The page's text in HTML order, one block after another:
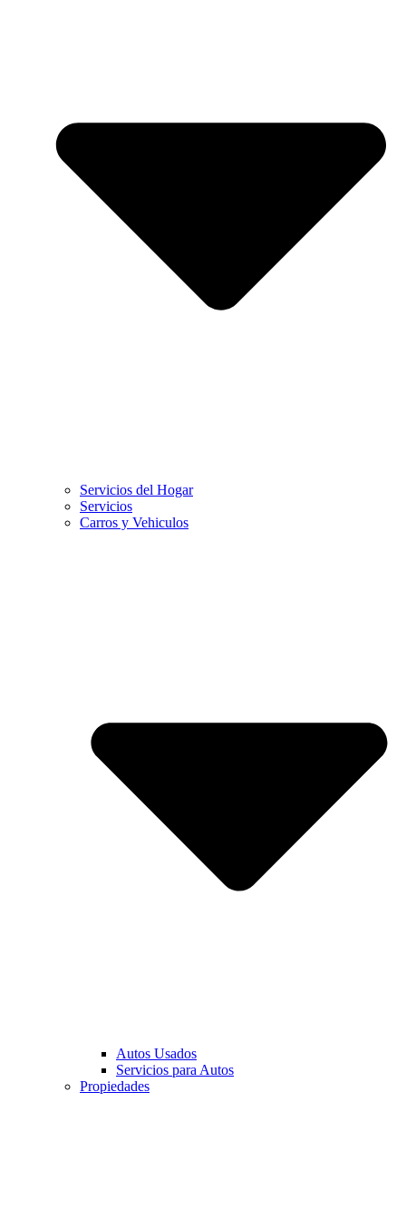
Servicios del Hogar
Servicios
Carros y Vehiculos
Autos Usados
Servicios para Autos
Propiedades